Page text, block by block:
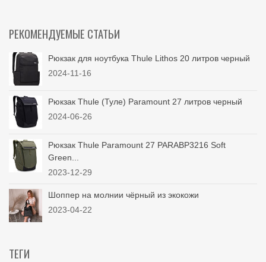
РЕКОМЕНДУЕМЫЕ СТАТЬИ
Рюкзак для ноутбука Thule Lithos 20 литров черный
2024-11-16
Рюкзак Thule (Туле) Paramount 27 литров черный
2024-06-26
Рюкзак Thule Paramount 27 PARABP3216 Soft
Green...
2023-12-29
Шоппер на молнии чёрный из экокожи
2023-04-22
ТЕГИ